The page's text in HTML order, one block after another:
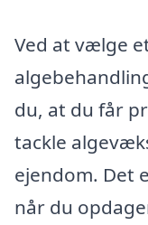
Ved at vælge
du, at du får
tackle
ejendom. Det
når du